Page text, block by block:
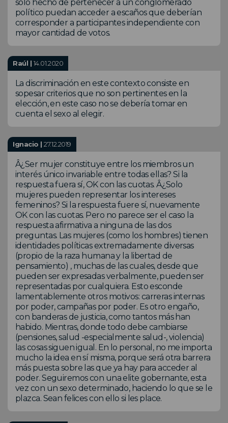
solo hecho de pertenecer a un conglomerado
político puedan acceder a escaños que deberían
corresponder a participantes independiente con
mayor cantidad de votos.
Raúl | 14.01.2020
La discriminación en este contexto consiste en
sopesar criterios que no son pertinentes en la
elección, en este caso no se debería tomar en
cuenta el sexo al elegir.
Ignacio |27.12.2019
Â¿Ser mujer constituye entre los miembros un
interés único invariable entre todas ellas? Si la
respuesta fuera sí, OK con las cuotas. Â¿Solo
mujeres pueden representar los intereses
femeninos? Si la respuesta fuere sí, nuevamente
OK con las cuotas. Pero no parece ser el caso la
respuesta afirmativa a ninguna de las dos
preguntas. Las mujeres (como los hombres) tienen
identidades políticas extremadamente diversas
(propio de la raza humana y la libertad de
pensamiento) , muchas de las cuales, desde que
pueden ser expresadas verbalmente, pueden ser
representadas por cualquiera. Esto esconde
lamentablemente otros motivos: carreras internas
por poder, campañas por poder. Es otro engaño,
con banderas de justicia, como tantos más han
habido. Mientras, donde todo debe cambiarse
(pensiones, salud -especialmente salud-, violencia)
las cosas siguen igual. En lo personal, no me importa
mucho la idea en sí misma, porque será otra barrera
más puesta sobre las que ya hay para acceder al
poder. Seguiremos con una elite gobernante, esta
vez con un sexo determinado, haciendo lo que se le
plazca. Sean felices con ello si les place.